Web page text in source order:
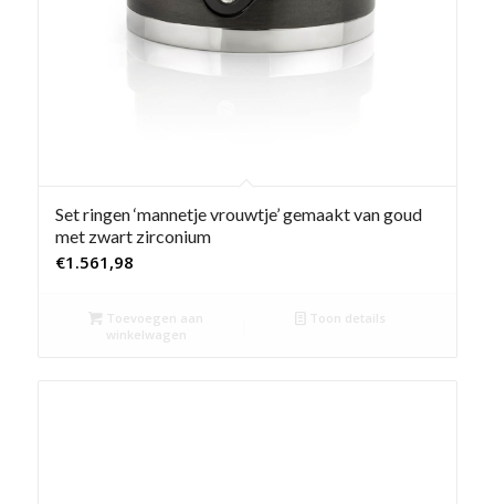
Set ringen ‘mannetje vrouwtje’ gemaakt van goud
met zwart zirconium
€1.561,98
Toevoegen aan
winkelwagen
Toon details